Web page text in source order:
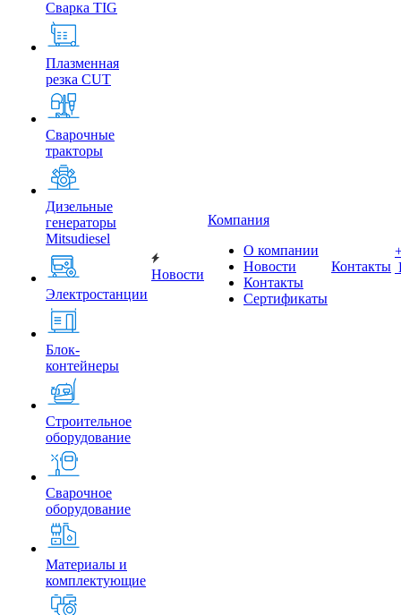
Сварка TIG
Плазменная
резка CUT
Сварочные
тракторы
Дизельные
генераторы
Mitsudiesel
Электростанции
Блок-
контейнеры
Строительное
оборудование
Сварочное
оборудование
Материалы и
комплектующие
Новости
Компания
О компании
Новости
Контакты
Сертификаты
Контакты